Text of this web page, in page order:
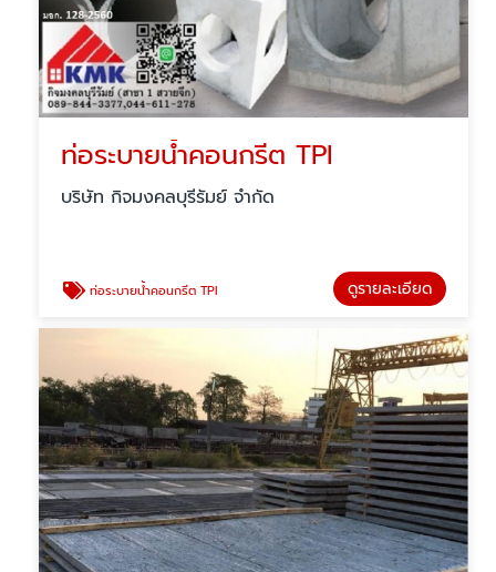
ท่อระบายน้ำคอนกรีต TPI
บริษัท กิจมงคลบุรีรัมย์ จำกัด
ท่อระบายน้ำคอนกรีต TPI ดูรายละเอียด